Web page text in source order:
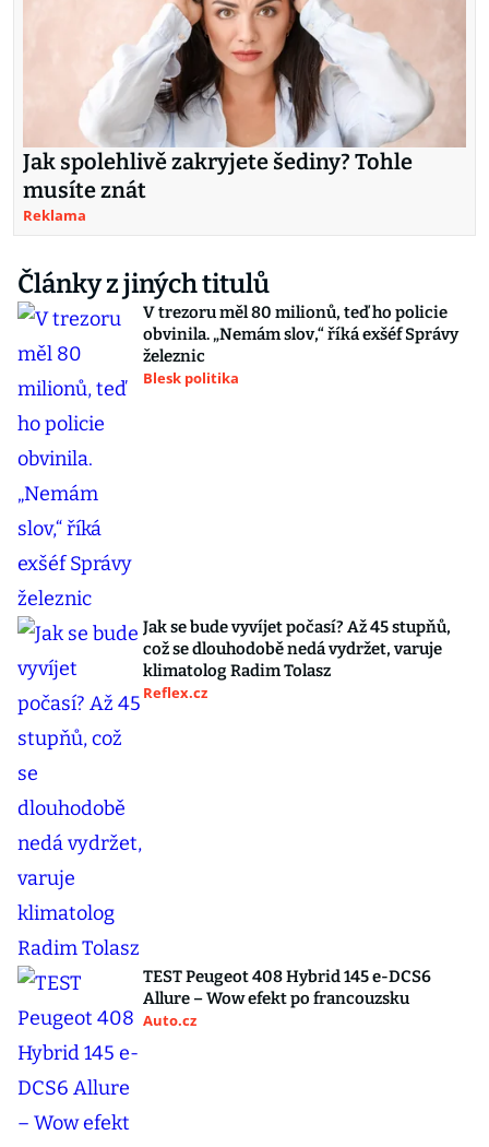
Jak spolehlivě zakryjete šediny? Tohle
musíte znát
Reklama
Články z jiných titulů
V trezoru měl 80 milionů, teď ho policie
obvinila. „Nemám slov,“ říká exšéf Správy
železnic
Blesk politika
Jak se bude vyvíjet počasí? Až 45 stupňů,
což se dlouhodobě nedá vydržet, varuje
klimatolog Radim Tolasz
Reflex.cz
TEST Peugeot 408 Hybrid 145 e-DCS6
Allure – Wow efekt po francouzsku
Auto.cz